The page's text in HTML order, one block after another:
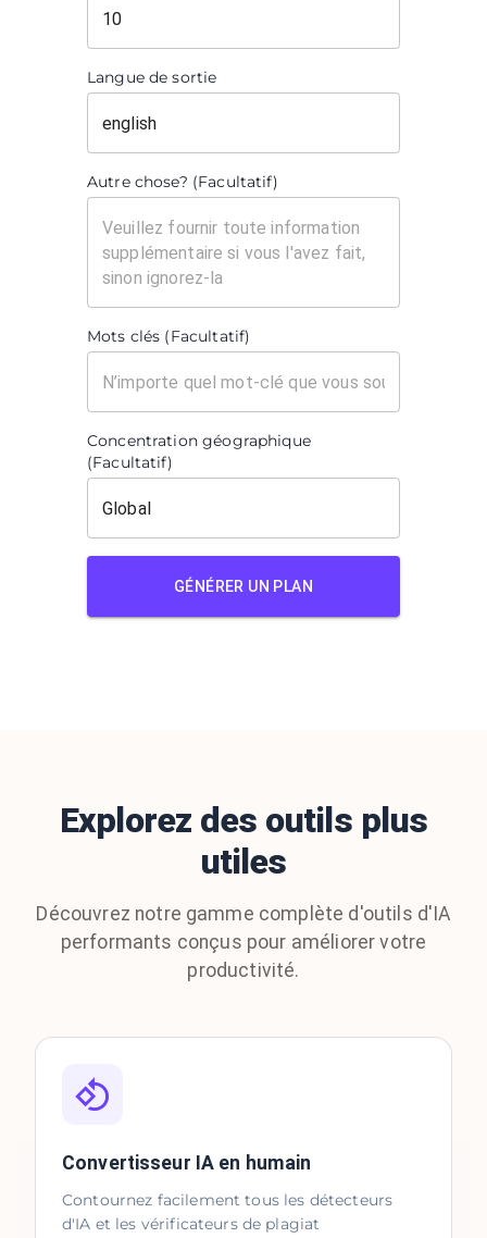
Langue de sortie
Autre chose? (Facultatif)
Mots clés (Facultatif)
Concentration géographique
(Facultatif)
GÉNÉRER UN PLAN
Explorez des outils plus
utiles
Découvrez notre gamme complète d'outils d'IA
performants conçus pour améliorer votre
productivité.
Convertisseur IA en humain
Contournez facilement tous les détecteurs
d'IA et les vérificateurs de plagiat